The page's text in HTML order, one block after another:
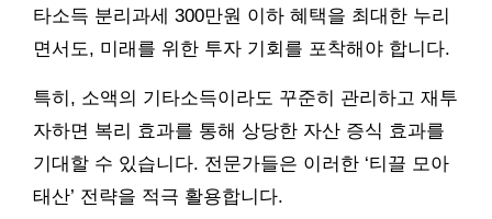
타소득 분리과세 300만원 이하 혜택을 최대한 누리
면서도, 미래를 위한 투자 기회를 포착해야 합니다.
특히, 소액의 기타소득이라도 꾸준히 관리하고 재투
자하면 복리 효과를 통해 상당한 자산 증식 효과를
기대할 수 있습니다. 전문가들은 이러한 ‘티끌 모아
태산’ 전략을 적극 활용합니다.